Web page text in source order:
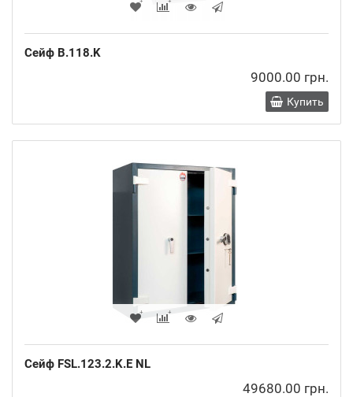
Сейф B.118.K
9000.00 грн.
Купить
Сейф FSL.123.2.K.E NL
49680.00 грн.